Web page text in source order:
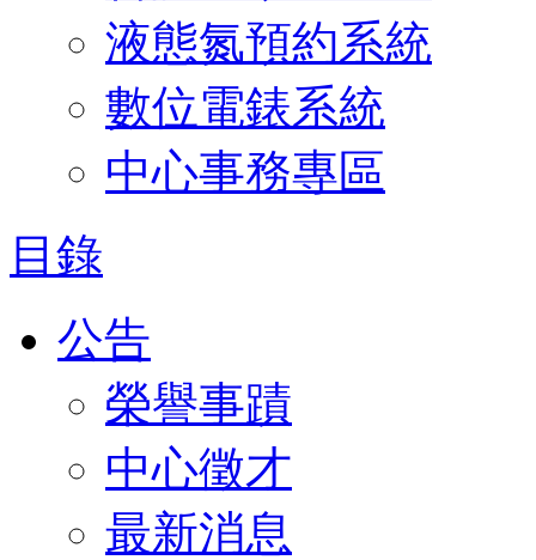
液態氮預約系統
數位電錶系統
中心事務專區
目錄
公告
榮譽事蹟
中心徵才
最新消息